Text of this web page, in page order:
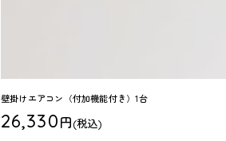
壁掛けエアコン（付加機能付き）1台
26,330円(税込)